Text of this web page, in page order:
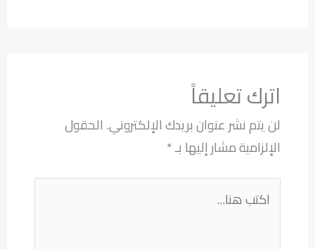
اترك تعليقاً
لن يتم نشر عنوان بريدك الإلكتروني. الحقول
الإلزامية مشار إليها بـ*
هنا...